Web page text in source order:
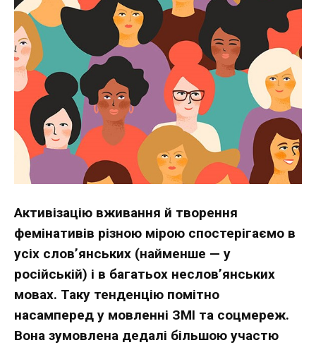
Активізацію вживання й творення
фемінативів різною мірою спостерігаємо в
усіх слов’янських (найменше — у
російській) і в багатьох неслов’янських
мовах. Таку тенденцію помітно
насамперед у мовленні ЗМІ та соцмереж.
Вона зумовлена дедалі більшою участю